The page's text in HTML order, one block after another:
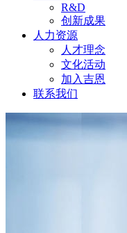
R&D
创新成果
人力资源
人才理念
文化活动
加入吉恩
联系我们